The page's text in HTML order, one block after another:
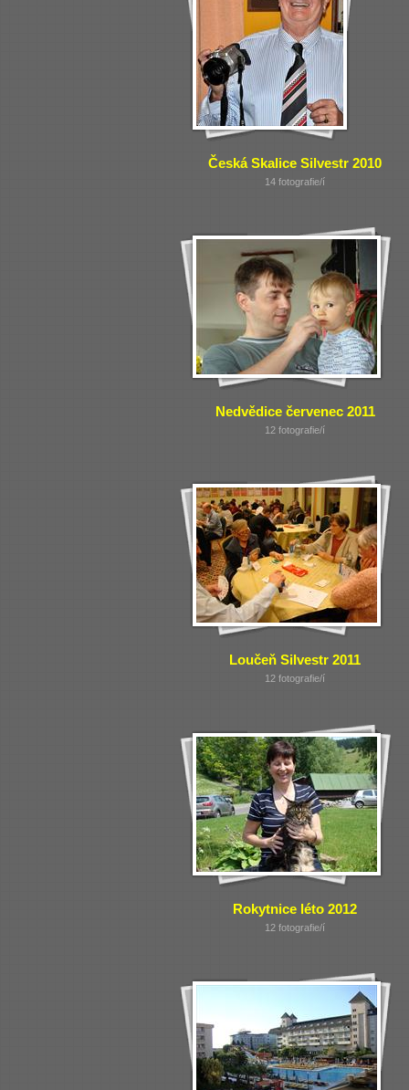
Česká Skalice Silvestr 2010
14 fotografie/í
Nedvědice červenec 2011
12 fotografie/í
Loučeň Silvestr 2011
12 fotografie/í
Rokytnice léto 2012
12 fotografie/í